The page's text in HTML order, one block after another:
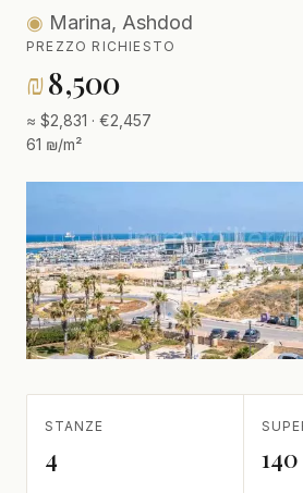
◉ Marina, Ashdod
PREZZO RICHIESTO
₪8,500
≈ $2,831 · €2,457
61 ₪/m²
STANZE
4 140